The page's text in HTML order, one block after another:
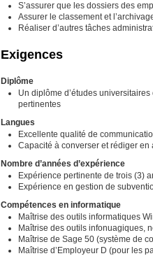
S’assurer que les dossiers des
Assurer le classement et
Réaliser d’autres tâches
Exigences
Diplôme
Un diplôme d’études
pertinentes
Langues
Excellente qualité de
Capacité à converser et rédiger en
Nombre d’années d’expérience
Expérience pertinente de trois (3)
Expérience en gestion de
Compétences en informatique
Maîtrise des outils informatiques
Maîtrise des outils infonuagiques,
Maîtrise de Sage 50 (système de
Maîtrise d’Employeur D (pour les